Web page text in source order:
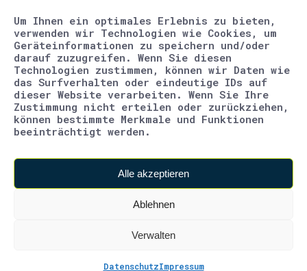
Um Ihnen ein optimales Erlebnis zu bieten,
verwenden wir Technologien wie Cookies, um
Geräteinformationen zu speichern und/oder
darauf zuzugreifen. Wenn Sie diesen
Technologien zustimmen, können wir Daten wie
das Surfverhalten oder eindeutige IDs auf
dieser Website verarbeiten. Wenn Sie Ihre
Zustimmung nicht erteilen oder zurückziehen,
können bestimmte Merkmale und Funktionen
beeinträchtigt werden.
Alle akzeptieren
Ablehnen
Verwalten
DatenschutzImpressum
Blog
Karriere
Kontakt
Impressum
Datenschutz
AGB